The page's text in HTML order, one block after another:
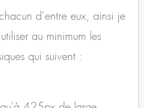
d’entre eux, ainsi je
au minimum les
qui suivent :
425px de large